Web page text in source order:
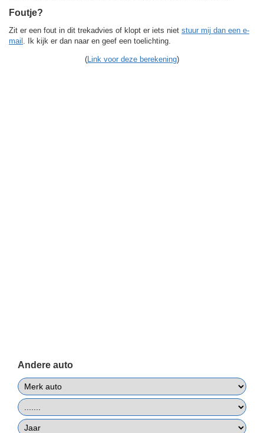
Foutje?
Zit er een fout in dit trekadvies of klopt er iets niet stuur mij dan een e-
mail
. Ik kijk er dan naar en geef een toelichting.
( Link voor deze berekening)
Andere auto